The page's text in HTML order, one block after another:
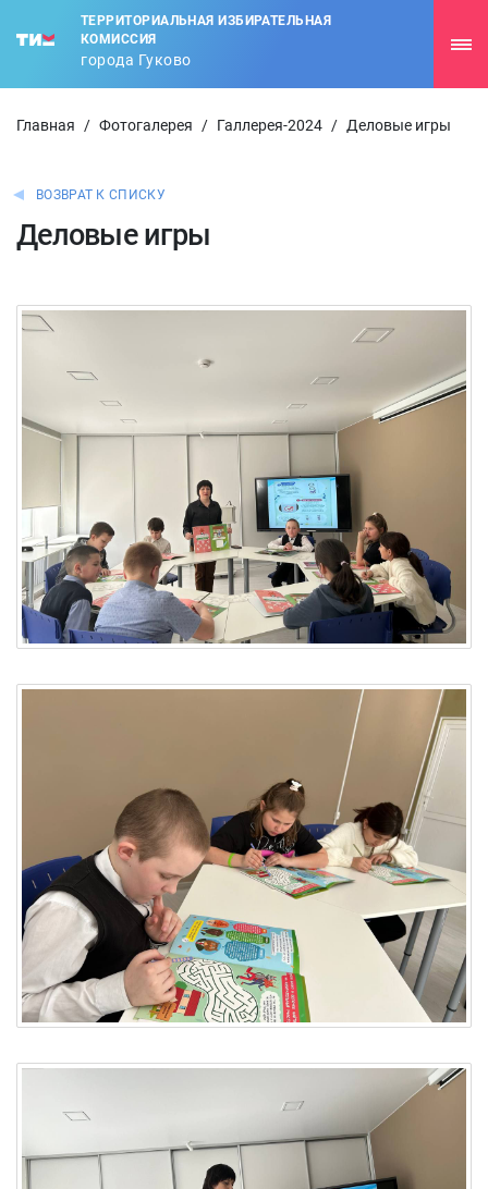
ТЕРРИТОРИАЛЬНАЯ ИЗБИРАТЕЛЬНАЯ
КОМИССИЯ
города Гуково
Главная / Фотогалерея / Галлерея-2024 / Деловые игры
ВОЗВРАТ К СПИСКУ
Деловые игры